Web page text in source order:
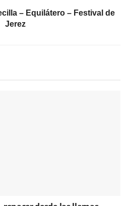
– Equilátero – Festival de
Jerez